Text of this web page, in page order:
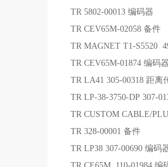
TR 5802-00013 编码器
TR CEV65M-02058 备件
TR MAGNET T1-S5520
TR CEV65M-01874 编码
TR LA41 305-00318 距离
TR LP-38-3750-DP 307-
TR CUSTOM CABLE/
TR 328-00001 备件
TR LP38 307-00690 编码